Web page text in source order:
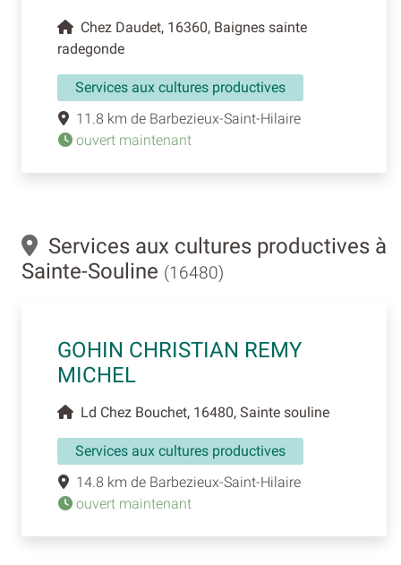
Chez Daudet, 16360, Baignes sainte
radegonde
Services aux cultures productives
11.8 km de Barbezieux-Saint-Hilaire
ouvert maintenant
Services aux cultures productives à
Sainte-Souline (16480)
GOHIN CHRISTIAN REMY
MICHEL
Ld Chez Bouchet, 16480, Sainte souline
Services aux cultures productives
14.8 km de Barbezieux-Saint-Hilaire
ouvert maintenant